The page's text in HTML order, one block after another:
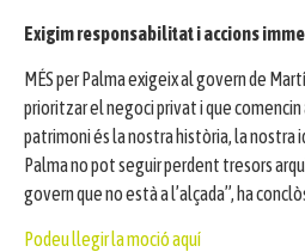
Exigim responsabilitat i accions
MÉS per Palma exigeix al govern de
prioritzar el negoci privat i que comencin
patrimoni és la nostra història, la
Palma no pot seguir perdent tresors
govern que no està a l’alçada”, ha
Podeu llegir la moció aquí